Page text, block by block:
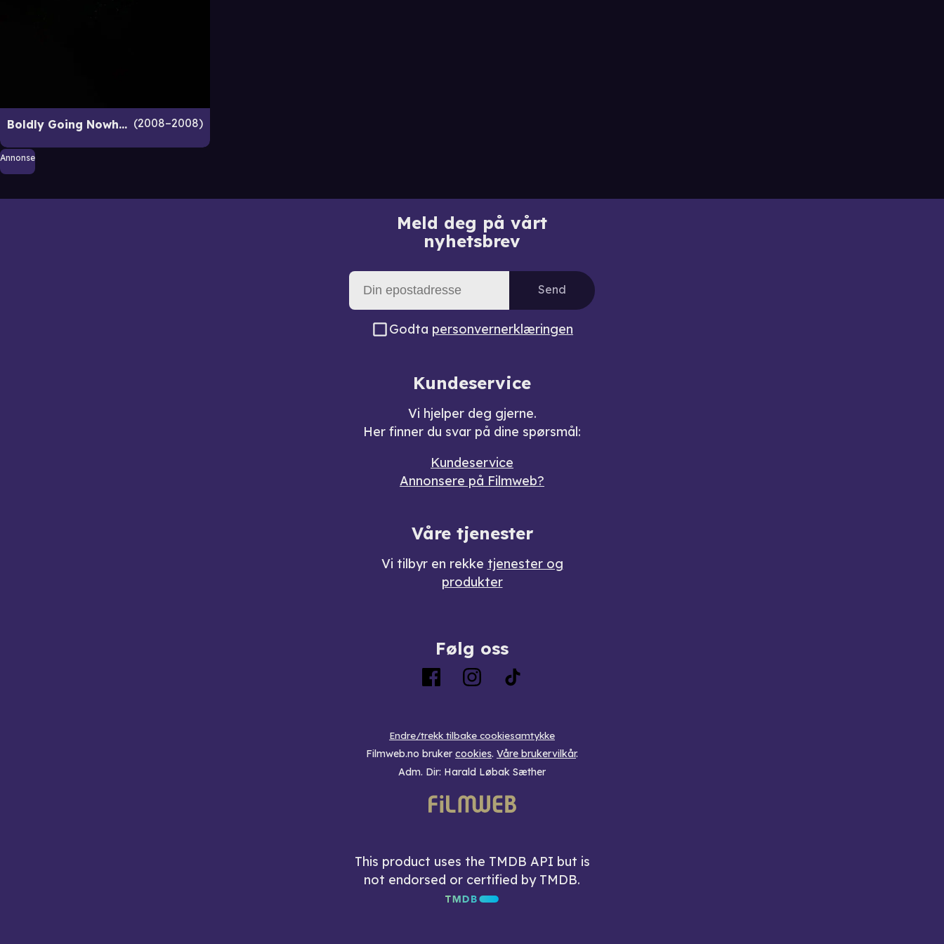
Boldly Going Nowhere 2008–2008
Annonse
Meld deg på vårt
nyhetsbrev
Send
Godta personvernerklæringen
Kundeservice
Vi hjelper deg gjerne.
Her finner du svar på dine spørsmål:
Kundeservice
Annonsere på Filmweb?
Våre tjenester
Vi tilbyr en rekke tjenester og
produkter
Følg oss
Endre/trekk tilbake cookiesamtykke
Filmweb.no bruker cookies. Våre brukervilkår.
Adm. Dir: Harald Løbak Sæther
This product uses the TMDB API but is
not endorsed or certified by TMDB.